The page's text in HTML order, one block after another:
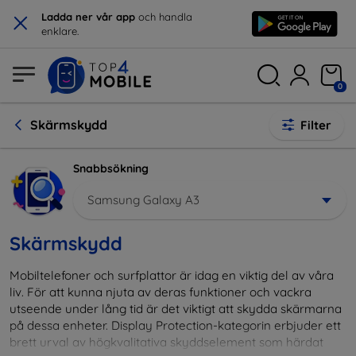
× Ladda ner vår app och handla
enklare.
0
Skärmskydd Filter
Snabbsökning
Samsung Galaxy A3
Skärmskydd
Mobiltelefoner och surfplattor är idag en viktig del av våra
liv. För att kunna njuta av deras funktioner och vackra
utseende under lång tid är det viktigt att skydda skärmarna
på dessa enheter. Display Protection-kategorin erbjuder ett
brett urval av högkvalitativa skyddselement som härdat